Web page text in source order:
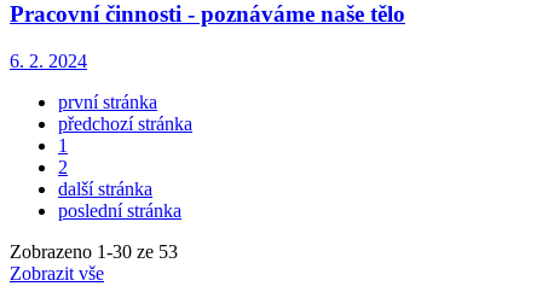
Pracovní činnosti - poznáváme naše tělo
6. 2. 2024
první stránka
předchozí stránka
1
2
další stránka
poslední stránka
Zobrazeno 1-30 ze 53
Zobrazit vše